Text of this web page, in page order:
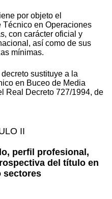
por objeto el
en Operaciones
con carácter oficial y
así como de sus
mínimas.
sustituye a la
en Buceo de Media
Real Decreto 727/1994, de
II
perfil profesional,
del título en
sectores